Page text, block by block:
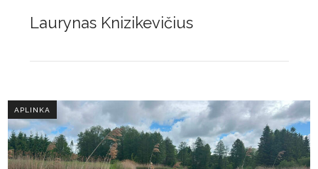
Laurynas Knizikevičius
APLINKA